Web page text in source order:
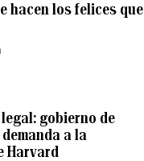
hacen los felices que
gobierno de
a la
Harvard